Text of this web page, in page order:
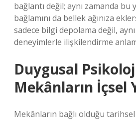
bağlantı değil; aynı zamanda
bağlamını da bellek ağınıza
sadece bilgi depolama değil,
deneyimlerle ilişkilendirme
Duygusal
Mekânların İçsel
Mekânların bağlı olduğu